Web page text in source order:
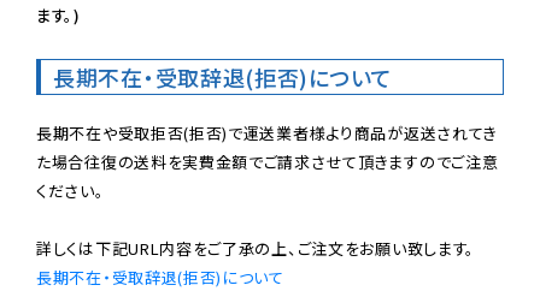
ます。)
長期不在・受取辞退(拒否)について
長期不在や受取拒否(拒否)で運送業者様より商品が返送されてき
た場合往復の送料を実費金額でご請求させて頂きますのでご注意
ください。
長期不在・受取辞退(拒否)について